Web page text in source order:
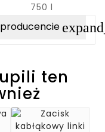
750 l
ten